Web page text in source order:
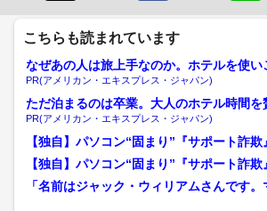
こちらも読まれています
なぜあの人は旅上手なのか。ホテルを使い
PR(アメリカン・エキスプレス・ジャパン)
ただ泊まるのは卒業。大人のホテル時間を
PR(アメリカン・エキスプレス・ジャパン)
【独自】パソコン“固まり”『サポート詐
れる外国人『かけ子』V...
【独自】パソコン“固まり”『サポート詐
0万円とりました」...
「名前はジャック・ウィリアムさんです